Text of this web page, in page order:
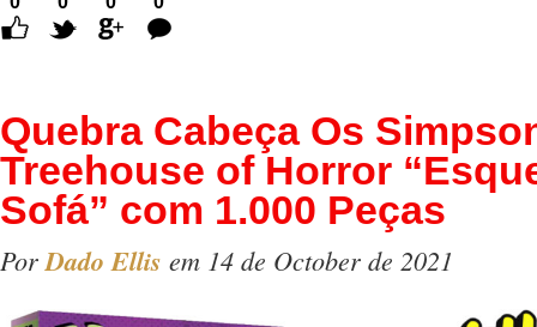
Comentários
Quebra Cabeça Os
Treehouse of Horror
Sofá” com 1.000 Peças
Por Dado Ellis em 14 de October de 2021